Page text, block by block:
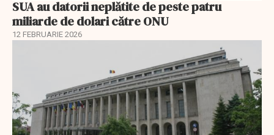
SUA au datorii neplătite de peste patru
miliarde de dolari către ONU
12 FEBRUARIE 2026